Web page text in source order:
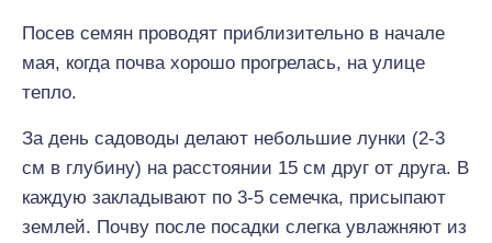
Посев семян проводят приблизительно в начале
мая, когда почва хорошо прогрелась, на улице
тепло.
За день садоводы делают небольшие лунки (2-3
см в глубину) на расстоянии 15 см друг от друга. В
каждую закладывают по 3-5 семечка, присыпают
землей. Почву после посадки слегка увлажняют из